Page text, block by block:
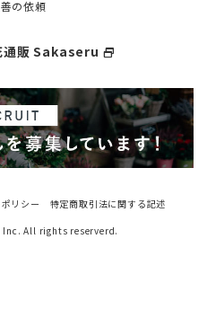
の依頼
通販 Sakaseru select_window
リシー
特定商取引法に関する記述
All rights reserverd.